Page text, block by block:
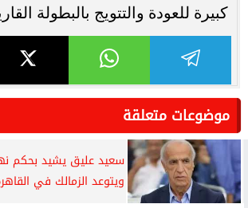
كبيرة للعودة والتتويج بالبطولة
موضوعات متعلقة
سعيد عليق يشيد بحكم
ويتوعد الزمالك في